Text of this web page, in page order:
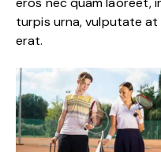
turpis urna, vulputate
erat.